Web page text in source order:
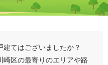
建てはございましたか？
崎区の最寄りのエリアや路